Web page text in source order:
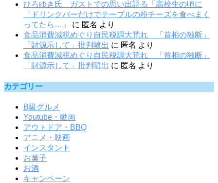
ひろゆき氏 ガストでの思い出語る「高校生の頃に
「ドリンクバーだけでテーブルの粉チーズを食べまく
ってたら…」
に 匿名 より
食品消費減税めぐり自民税調大荒れ 「首相の独断」
「財源示して」批判噴出 に 匿名 より
食品消費減税めぐり自民税調大荒れ 「首相の独断」
「財源示して」批判噴出 に 匿名 より
カテゴリー
B級グルメ
Youtube・動画
アウトドア・BBQ
アニメ・映画
インスタント
お菓子
お酒
キャンペーン